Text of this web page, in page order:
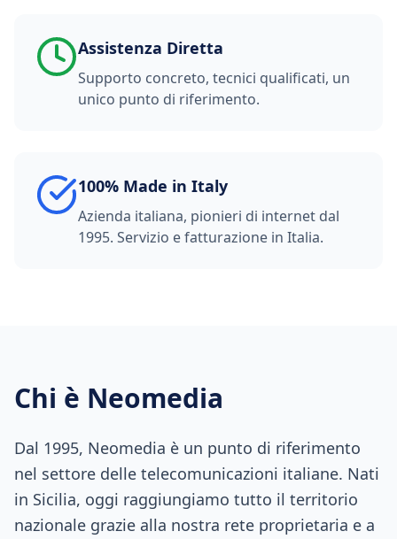
Assistenza Diretta
Supporto concreto, tecnici qualificati, un
unico punto di riferimento.
100% Made in Italy
Azienda italiana, pionieri di internet dal
1995. Servizio e fatturazione in Italia.
Chi è Neomedia
Dal 1995, Neomedia è un punto di riferimento
nel settore delle telecomunicazioni italiane. Nati
in Sicilia, oggi raggiungiamo tutto il territorio
nazionale grazie alla nostra rete proprietaria e a